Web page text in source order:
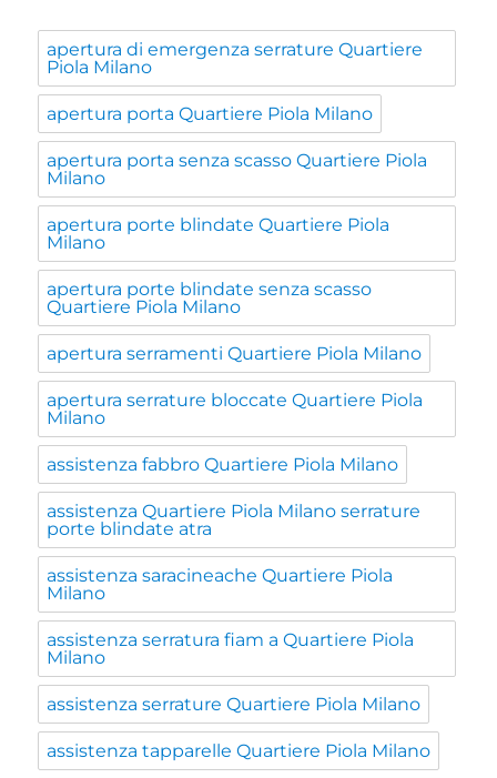
apertura di emergenza serrature Quartiere
Piola Milano
apertura porta Quartiere Piola Milano
apertura porta senza scasso Quartiere Piola
Milano
apertura porte blindate Quartiere Piola
Milano
apertura porte blindate senza scasso
Quartiere Piola Milano
apertura serramenti Quartiere Piola Milano
apertura serrature bloccate Quartiere Piola
Milano
assistenza fabbro Quartiere Piola Milano
assistenza Quartiere Piola Milano serrature
porte blindate atra
assistenza saracineache Quartiere Piola
Milano
assistenza serratura fiam a Quartiere Piola
Milano
assistenza serrature Quartiere Piola Milano
assistenza tapparelle Quartiere Piola Milano